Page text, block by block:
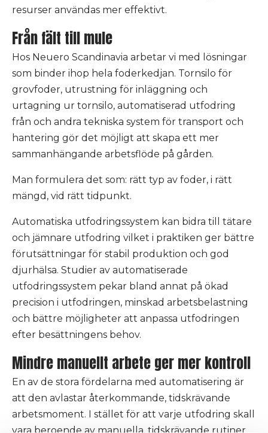
resurser användas mer effektivt.
Från fält till mule
Hos Neuero Scandinavia arbetar vi med lösningar
som binder ihop hela foderkedjan. Tornsilo för
grovfoder, utrustning för inläggning och
urtagning ur tornsilo, automatiserad utfodring
från och andra tekniska system för transport och
hantering gör det möjligt att skapa ett mer
sammanhängande arbetsflöde på gården.
Man formulera det som: rätt typ av foder, i rätt
mängd, vid rätt tidpunkt.
Automatiska utfodringssystem kan bidra till tätare
och jämnare utfodring vilket i praktiken ger bättre
förutsättningar för stabil produktion och god
djurhälsa. Studier av automatiserade
utfodringssystem pekar bland annat på ökad
precision i utfodringen, minskad arbetsbelastning
och bättre möjligheter att anpassa utfodringen
efter besättningens behov.
Mindre manuellt arbete ger mer kontroll
En av de stora fördelarna med automatisering är
att den avlastar återkommande, tidskrävande
arbetsmoment. I stället för att varje utfodring skall
vara beroende av manuella, tidskrävande rutiner